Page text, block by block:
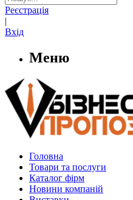
Реєстрація
|
Вхід
Меню
Головна
Товари та послуги
Каталог фірм
Новини компаній